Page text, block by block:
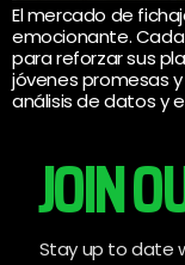
El mercado de
emocionante.
para reforzar sus
jóvenes promesas
análisis de datos y
JOIN
Stay up to date